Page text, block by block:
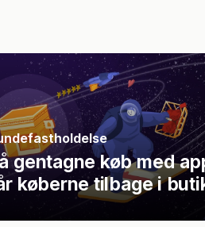
gentagne køb med
køberne tilbage i